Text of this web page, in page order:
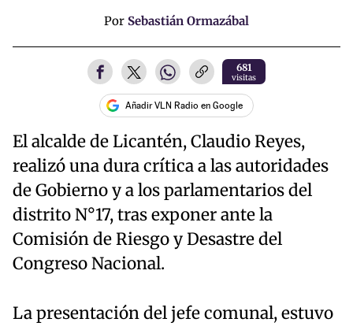
Por Sebastián Ormazábal
681
visitas
Añadir VLN Radio en Google
El alcalde de Licantén, Claudio Reyes,
realizó una dura crítica a las autoridades
de Gobierno y a los parlamentarios del
distrito N°17, tras exponer ante la
Comisión de Riesgo y Desastre del
Congreso Nacional.
La presentación del jefe comunal, estuvo